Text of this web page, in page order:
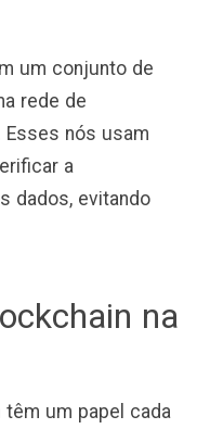
um conjunto de
rede de
Esses nós usam
a
dados, evitando
na
um papel cada